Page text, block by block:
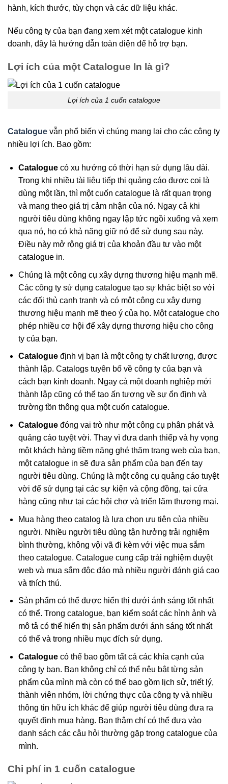
hành, kích thước, tùy chọn và các dữ liệu khác.
Nếu công ty của bạn đang xem xét một catalogue kinh
doanh, đây là hướng dẫn toàn diện để hỗ trợ bạn.
Lợi ích của một Catalogue In là gì?
Lợi ích của 1 cuốn catalogue
Catalogue vẫn phổ biến vì chúng mang lại cho các công ty
nhiều lợi ích. Bao gồm:
Cataloguecó xu hướng có thời hạn sử dụng lâu dài.
Trong khi nhiều tài liệu tiếp thị quảng cáo được coi là
dùng một lần, thì một cuốn catalogue là rất quan trọng
và mang theo giá trị cảm nhận của nó. Ngay cả khi
người tiêu dùng không ngay lập tức ngồi xuống và xem
qua nó, họ có khả năng giữ nó để sử dụng sau này.
Điều này mở rộng giá trị của khoản đầu tư vào một
catalogue in.
Chúng là một công cụ xây dựng thương hiệu mạnh mẽ.
Các công ty sử dụng catalogue tạo sự khác biệt so với
các đối thủ cạnh tranh và có một công cụ xây dựng
thương hiệu mạnh mẽ theo ý của họ. Một catalogue cho
phép nhiều cơ hội để xây dựng thương hiệu cho công
ty của bạn.
Catalogueđịnh vị bạn là một công ty chất lượng, được
thành lập. Catalogs tuyên bố về công ty của bạn và
cách bạn kinh doanh. Ngay cả một doanh nghiệp mới
thành lập cũng có thể tạo ấn tượng về sự ổn định và
trường tồn thông qua một cuốn catalogue.
Catalogueđóng vai trò như một công cụ phân phát và
quảng cáo tuyệt vời. Thay vì đưa danh thiếp và hy vọng
một khách hàng tiềm năng ghé thăm trang web của bạn,
một catalogue in sẽ đưa sản phẩm của bạn đến tay
người tiêu dùng. Chúng là một công cụ quảng cáo tuyệt
vời để sử dụng tại các sự kiện và cộng đồng, tại cửa
hàng cũng như tại các hội chợ và triển lãm thương mại.
Mua hàng theo catalog là lựa chọn ưu tiên của nhiều
người. Nhiều người tiêu dùng tận hưởng trải nghiệm
bình thường, không vội vã đi kèm với việc mua sắm
theo catalogue. Catalogue cung cấp trải nghiệm duyệt
web và mua sắm độc đáo mà nhiều người đánh giá cao
và thích thú.
Sản phẩm có thể được hiển thị dưới ánh sáng tốt nhất
có thể. Trong catalogue, bạn kiểm soát các hình ảnh và
mô tả có thể hiển thị sản phẩm dưới ánh sáng tốt nhất
có thể và trong nhiều mục đích sử dụng.
Cataloguecó thể bao gồm tất cả các khía cạnh của
công ty bạn. Bạn không chỉ có thể nêu bật từng sản
phẩm của mình mà còn có thể bao gồm lịch sử, triết lý,
thành viên nhóm, lời chứng thực của công ty và nhiều
thông tin hữu ích khác để giúp người tiêu dùng đưa ra
quyết định mua hàng. Bạn thậm chí có thể đưa vào
danh sách các câu hỏi thường gặp trong catalogue của
mình.
Chi phí in 1 cuốn catalogue